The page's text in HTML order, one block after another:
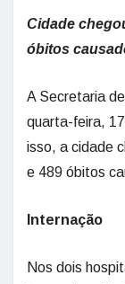
Cidade
óbitos
A Secretaria
quarta-feira,
isso, a cidade
e 489 óbitos
Internação
Nos dois